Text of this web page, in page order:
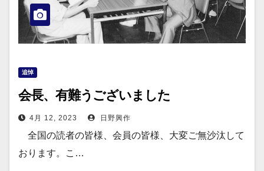
追悼
会長、有難うございました
4月 12, 2023 日野興作
全国の読者の皆様、会員の皆様、大変ご無沙汰して
おります。こ…